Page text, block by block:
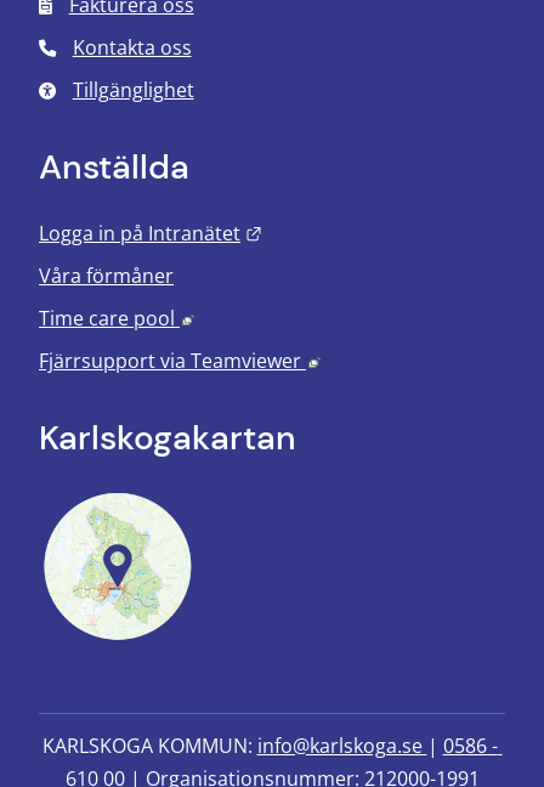
Kontakta oss
Tillgänglighet
Anställda
Logga in på Intranätet
Våra förmåner
Time care pool
Länk till annan webbplats, öppnas i
Fjärrsupport via Teamviewer Länk till annan
Karlskoga­kartan
KARLSKOGA KOMMUN: info@karlskoga.se | 0586 -
610 00 | Organisationsnummer: 212000-1991